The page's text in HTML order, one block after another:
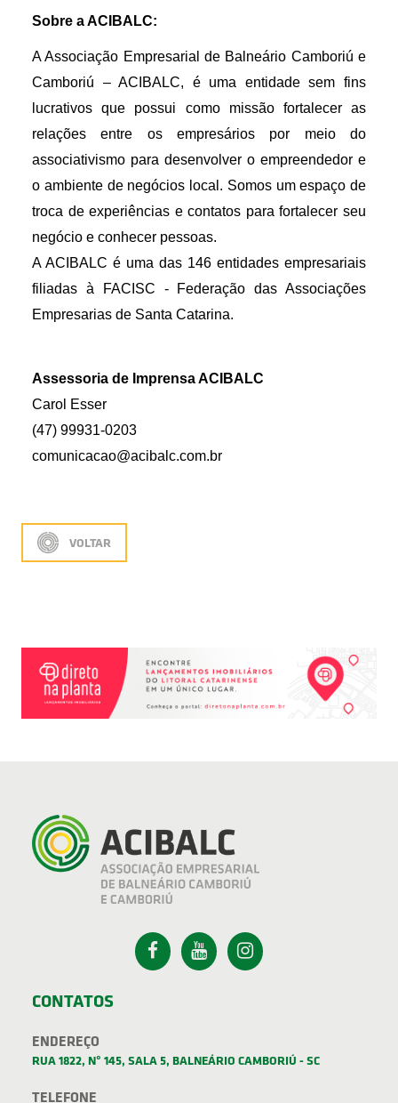
Sobre a ACIBALC:
A Associação Empresarial de Balneário Camboriú e
Camboriú – ACIBALC, é uma entidade sem fins
lucrativos que possui como missão fortalecer as
relações entre os empresários por meio do
associativismo para desenvolver o empreendedor e
o ambiente de negócios local. Somos um espaço de
troca de experiências e contatos para fortalecer seu
negócio e conhecer pessoas.
A ACIBALC é uma das 146 entidades empresariais
filiadas à FACISC - Federação das Associações
Empresarias de Santa Catarina.
Assessoria de Imprensa ACIBALC
Carol Esser
(47) 99931-0203
comunicacao@acibalc.com.br
VOLTAR
CONTATOS
ENDEREÇO
RUA 1822, Nº 145, SALA 5, BALNEÁRIO CAMBORIÚ - SC
TELEFONE